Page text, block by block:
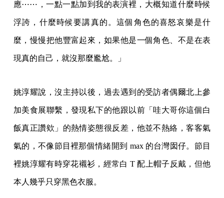
應⋯⋯，一點一點加到我的表演裡，大概知道什麼時候
浮誇，什麼時候要講真的。這個角色的喜怒哀樂是什
麼，慢慢把他豐富起來，如果他是一個角色、不是在表
現真的自己，就沒那麼尷尬。」
姚淳耀說，沒主持以後，過去遇到的受訪者偶爾北上參
加美食展聯繫，發現私下的他跟以前「哇大哥你這個白
飯真正讚欸」的熱情姿態很反差，他並不熱絡，客客氣
氣的，不像節目裡那個情緒開到 max 的台灣囡仔。節目
裡姚淳耀有時穿花襯衫，經常白 T 配上帽子反戴，但他
本人幾乎只穿黑色衣服。